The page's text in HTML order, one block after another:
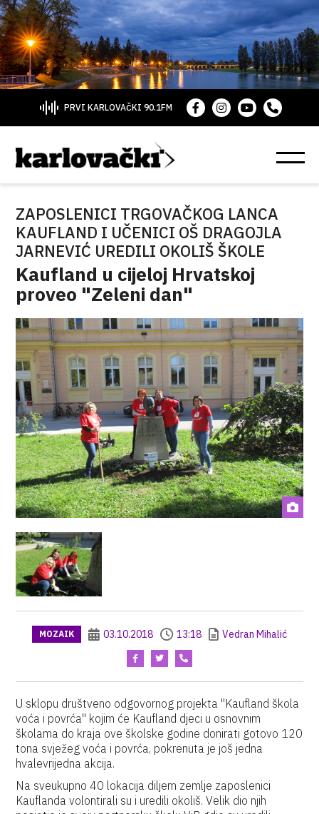
PRVI KARLOVAČKI 90.1FM
ZAPOSLENICI TRGOVAČKOG LANCA
KAUFLAND I UČENICI OŠ DRAGOJLA
JARNEVIĆ UREDILI OKOLIŠ ŠKOLE
Kaufland u cijeloj Hrvatskoj
proveo "Zeleni dan"
MOZAIK 03.10.2018 13:18 Vedran Mihalić
U sklopu društveno odgovornog projekta "Kaufland škola
voća i povrća" kojim će Kaufland djeci u osnovnim
školama do kraja ove školske godine donirati gotovo 120
tona svježeg voća i povrća, pokrenuta je još jedna
hvalevrijedna akcija.
Na sveukupno 40 lokacija diljem zemlje zaposlenici
Kauflanda volontirali su i uredili okoliš. Velik dio njih